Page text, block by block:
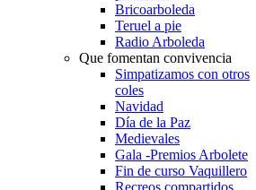
Bricoarboleda
Teruel a pie
Radio Arboleda
Que fomentan convivencia
Simpatizamos con otros
coles
Navidad
Día de la Paz
Medievales
Gala -Premios Arbolete
Fin de curso Vaquillero
Recreos compartidos